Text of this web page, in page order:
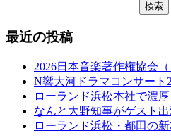
検索
最近の投稿
2026日本音楽著作権協会
N響大河ドラマコンサート
ローランド浜松本社で濃
なんと大野知事がゲスト出
ローランド浜松・都田の新